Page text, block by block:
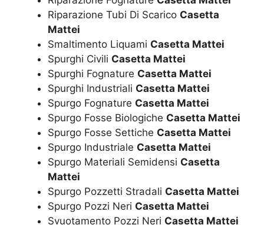
Riparazione Tubi Di Scarico Casetta
Mattei
Smaltimento Liquami Casetta Mattei
Spurghi Civili Casetta Mattei
Spurghi Fognature Casetta Mattei
Spurghi Industriali Casetta Mattei
Spurgo Fognature Casetta Mattei
Spurgo Fosse Biologiche Casetta Mattei
Spurgo Fosse Settiche Casetta Mattei
Spurgo Industriale Casetta Mattei
Spurgo Materiali Semidensi Casetta
Mattei
Spurgo Pozzetti Stradali Casetta Mattei
Spurgo Pozzi Neri Casetta Mattei
Svuotamento Pozzi Neri Casetta Mattei